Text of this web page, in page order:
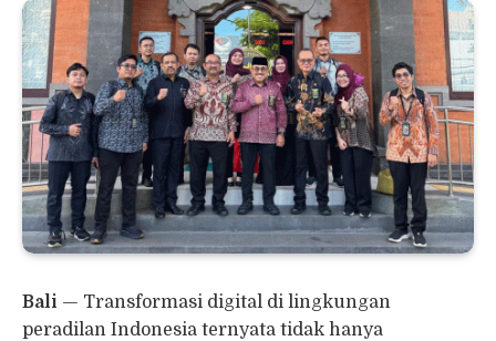
Bali — Transformasi digital di lingkungan
peradilan Indonesia ternyata tidak hanya